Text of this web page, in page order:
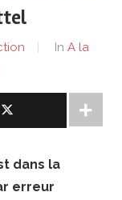
In A la
dans la
erreur